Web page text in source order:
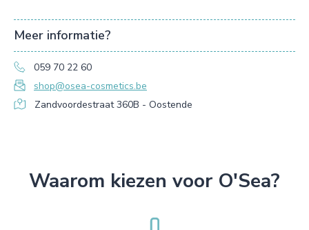
Meer informatie?
059 70 22 60
shop@osea-cosmetics.be
Zandvoordestraat 360B - Oostende
Waarom kiezen voor O'Sea?